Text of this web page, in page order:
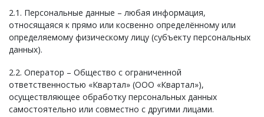
2.1. Персональные данные – любая информация,
относящаяся к прямо или косвенно определённому или
определяемому физическому лицу (субъекту персональных
данных).
2.2. Оператор – Общество с ограниченной
ответственностью «Квартал» (ООО «Квартал»),
осуществляющее обработку персональных данных
самостоятельно или совместно с другими лицами.